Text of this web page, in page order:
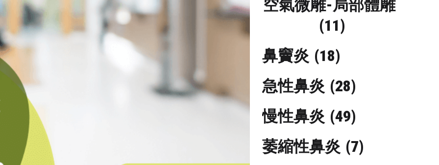
空氣微雕-局部體雕
(11)
鼻竇炎 (18)
急性鼻炎 (28)
慢性鼻炎 (49)
萎縮性鼻炎 (7)